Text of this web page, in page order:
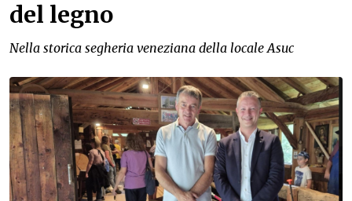
del legno
Nella storica segheria veneziana della locale Asuc